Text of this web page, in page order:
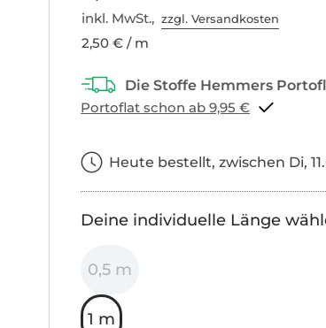
inkl. MwSt.,zzgl. Versandkosten
2,50 € / m
Portoflat schon ab 9,95 €
Heute bestellt, zwischen Di,
Deine individuelle Länge
0,5 m
1 m